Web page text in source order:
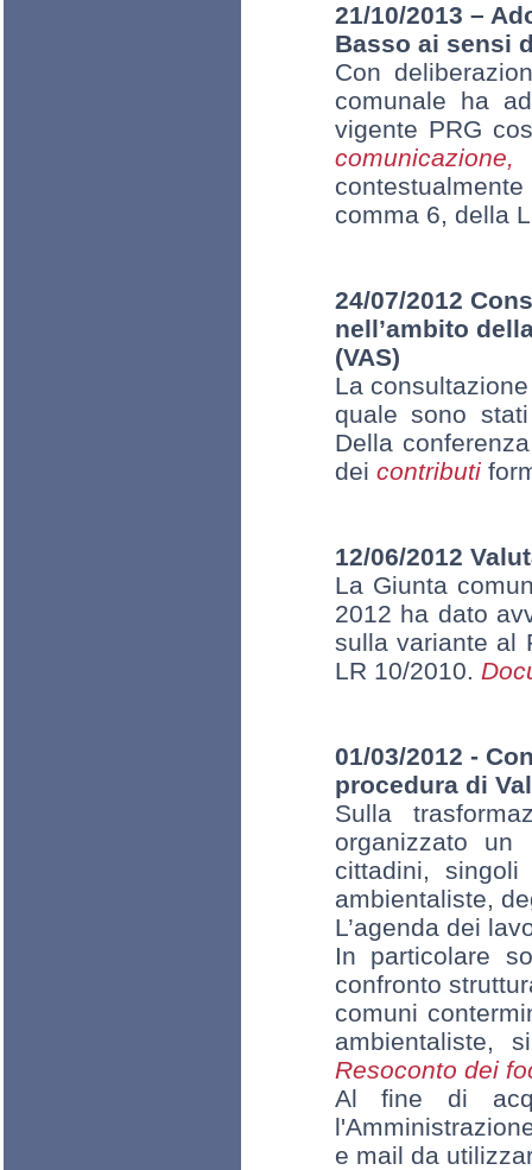
21/10/2013 –
Basso ai sensi
Con
comunale ha
vigente PRG
comunicazione,
comma 6, della
24/07/2012
nell’ambito
(VAS)
La
quale sono
Della
dei contributi
12/06/2012
La Giunta
2012 ha dato
sulla variante al
LR 10/2010.
01/03/2012 -
procedura di
Sulla
organizzato un
cittadini,
ambientaliste,
L’agenda dei
In particolare
confronto
comuni
ambientaliste,
Resoconto dei
Al fine di
e mail da